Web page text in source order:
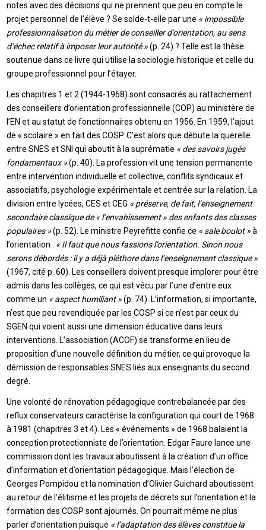
notes avec des décisions qui ne prennent que peu en compte le
projet personnel de l’élève ? Se solde-t-elle par une « impossible
professionnalisation du métier de conseiller d’orientation, au sens
d’échec relatif à imposer leur autorité »(p. 24) ? Telle est la thèse
soutenue dans ce livre qui utilise la sociologie historique et celle du
groupe professionnel pour l’étayer.
Les chapitres 1 et 2 (1944-1968) sont consacrés au rattachement
des conseillers d’orientation professionnelle (COP) au ministère de
l’EN et au statut de fonctionnaires obtenu en 1956. En 1959, l’ajout
de « scolaire » en fait des COSP. C’est alors que débute la querelle
entre SNES et SNI qui aboutit à la suprématie « des savoirs jugés
fondamentaux »(p. 40). La profession vit une tension permanente
entre intervention individuelle et collective, conflits syndicaux et
associatifs, psychologie expérimentale et centrée sur la relation. La
division entre lycées, CES et CEG « préserve, de fait, l’enseignement
secondaire classique de « l’envahissement » des enfants des classes
populaires »(p. 52). Le ministre Peyrefitte confie ce « sale boulot »à
l’orientation : « Il faut que nous fassions l’orientation. Sinon nous
serons débordés : il y a déjà pléthore dans l’enseignement classique »
(1967, cité p. 60). Les conseillers doivent presque implorer pour être
admis dans les collèges, ce qui est vécu par l’une d’entre eux
comme un « aspect humiliant »(p. 74). L’information, si importante,
n’est que peu revendiquée par les COSP si ce n’est par ceux du
SGEN qui voient aussi une dimension éducative dans leurs
interventions. L’association (ACOF) se transforme en lieu de
proposition d’une nouvelle définition du métier, ce qui provoque la
démission de responsables SNES liés aux enseignants du second
degré.
Une volonté de rénovation pédagogique contrebalancée par des
reflux conservateurs caractérise la configuration qui court de 1968
à 1981 (chapitres 3 et 4). Les « événements » de 1968 balaient la
conception protectionniste de l’orientation. Edgar Faure lance une
commission dont les travaux aboutissent à la création d’un office
d’information et d’orientation pédagogique. Mais l’élection de
Georges Pompidou et la nomination d’Olivier Guichard aboutissent
au retour de l’élitisme et les projets de décrets sur l’orientation et la
formation des COSP sont ajournés. On pourrait même ne plus
parler d’orientation puisque « l’adaptation des élèves constitue la